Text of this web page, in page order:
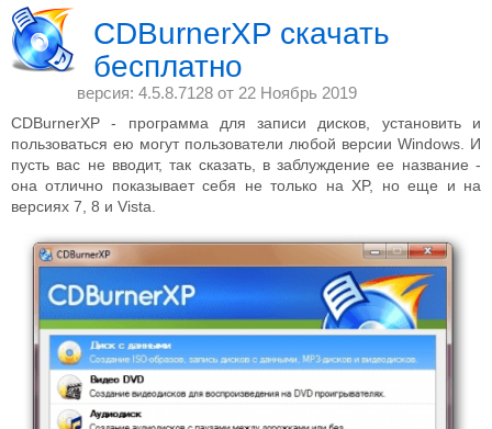
CDBurnerXP скачать
бесплатно
версия: 4.5.8.7128 от 22 Ноябрь 2019
CDBurnerXP - программа для записи дисков, установить и
пользоваться ею могут пользователи любой версии Windows. И
пусть вас не вводит, так сказать, в заблуждение ее название -
она отлично показывает себя не только на XP, но еще и на
версиях 7, 8 и Vista.